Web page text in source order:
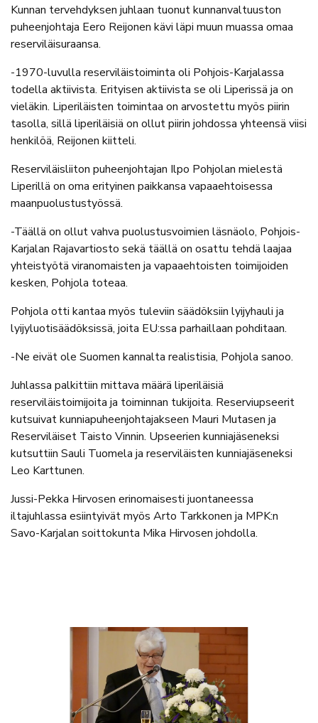
Kunnan tervehdyksen juhlaan tuonut kunnanvaltuuston
puheenjohtaja Eero Reijonen kävi läpi muun muassa omaa
reserviläisuraansa.
-1970-luvulla reserviläistoiminta oli Pohjois-Karjalassa
todella aktiivista. Erityisen aktiivista se oli Liperissä ja on
vieläkin. Liperiläisten toimintaa on arvostettu myös piirin
tasolla, sillä liperiläisiä on ollut piirin johdossa yhteensä viisi
henkilöä, Reijonen kiitteli.
Reserviläisliiton puheenjohtajan Ilpo Pohjolan mielestä
Liperillä on oma erityinen paikkansa vapaaehtoisessa
maanpuolustustyössä.
-Täällä on ollut vahva puolustusvoimien läsnäolo, Pohjois-
Karjalan Rajavartiosto sekä täällä on osattu tehdä laajaa
yhteistyötä viranomaisten ja vapaaehtoisten toimijoiden
kesken, Pohjola toteaa.
Pohjola otti kantaa myös tuleviin säädöksiin lyijyhauli ja
lyijyluotisäädöksissä, joita EU:ssa parhaillaan pohditaan.
-Ne eivät ole Suomen kannalta realistisia, Pohjola sanoo.
Juhlassa palkittiin mittava määrä liperiläisiä
reserviläistoimijoita ja toiminnan tukijoita. Reserviupseerit
kutsuivat kunniapuheenjohtajakseen Mauri Mutasen ja
Reserviläiset Taisto Vinnin. Upseerien kunniajäseneksi
kutsuttiin Sauli Tuomela ja reserviläisten kunniajäseneksi
Leo Karttunen.
Jussi-Pekka Hirvosen erinomaisesti juontaneessa
iltajuhlassa esiintyivät myös Arto Tarkkonen ja MPK:n
Savo-Karjalan soittokunta Mika Hirvosen johdolla.